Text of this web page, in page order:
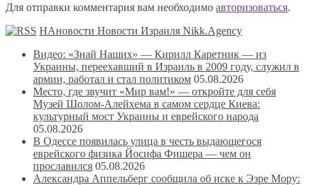
Для отправки комментария вам необходимо авторизоваться.
НАновости Новости Израиля Nikk.Agency
Видео: «Знай Наших» — Кирилл Каретник — из
Украины, переехавший в Израиль в 2009 году, служил в
армии, работал и стал политиком 05.08.2026
Место, где звучит «Мир вам!» — откройте для себя
Музей Шолом-Алейхема в самом сердце Киева:
культурный мост Украины и еврейского народа
05.08.2026
В Одессе появилась улица в честь выдающегося
еврейского физика Йосифа Фишера — чем он
прославился 05.08.2026
Александра Аппельберг сообщила об иске к Эзре Мору: